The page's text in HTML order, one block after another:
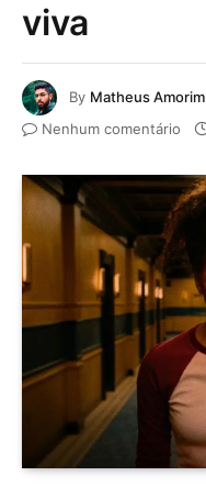
viva
By Matheus Amorim
Nenhum comentário